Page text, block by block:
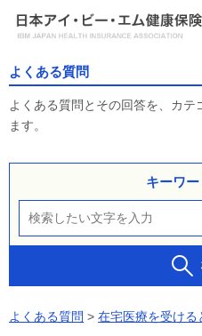
よくある質問
よくある質問とその回答を、カ
ます。
キーワ
よくある質問 > 在宅医療を受ける